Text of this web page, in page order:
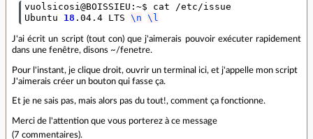
vuolsicosi@BOISSIEU:~$ cat /etc/issue
Ubuntu 18 .04.4 LTS \n \l
J'ai écrit un script (tout con) que j'aimerais pouvoir exécuter rapidement
dans une fenêtre, disons ~/fenetre.
Pour l'instant, je clique droit, ouvrir un terminal ici, et j'appelle mon script
J'aimerais créer un bouton qui fasse ça.
Et je ne sais pas, mais alors pas du tout!, comment ça fonctionne.
Merci de l'attention que vous porterez à ce message
(7 commentaires).